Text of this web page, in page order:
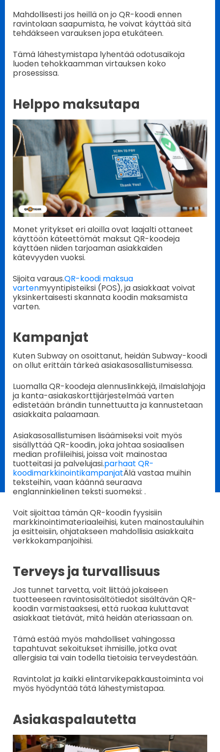
Mahdollisesti jos heillä on jo QR-koodi ennen
ravintolaan saapumista, he voivat käyttää sitä
tehdäkseen varauksen jopa etukäteen.
Tämä lähestymistapa lyhentää odotusaikoja
luoden tehokkaamman virtauksen koko
prosessissa.
Helppo maksutapa
Monet yritykset eri aloilla ovat laajalti ottaneet
käyttöön käteettömät maksut QR-koodeja
käyttäen niiden tarjoaman asiakkaiden
kätevyyden vuoksi.
Sijoita varaus.QR-koodi maksua
vartenmyyntipisteiksi (POS), ja asiakkaat voivat
yksinkertaisesti skannata koodin maksamista
varten.
Kampanjat
Kuten Subway on osoittanut, heidän Subway-koodi
on ollut erittäin tärkeä asiakasosallistumisessa.
Luomalla QR-koodeja alennuslinkkejä, ilmaislahjoja
ja kanta-asiakaskorttijärjestelmää varten
edistetään brändin tunnettuutta ja kannustetaan
asiakkaita palaamaan.
Asiakasosallistumisen lisäämiseksi voit myös
sisällyttää QR-koodin, joka johtaa sosiaalisen
median profiileihisi, joissa voit mainostaa
tuotteitasi ja palvelujasi.parhaat QR-
koodimarkkinointikampanjatÄlä vastaa muihin
teksteihin, vaan käännä seuraava
englanninkielinen teksti suomeksi: .
Voit sijoittaa tämän QR-koodin fyysisiin
markkinointimateriaaleihisi, kuten mainostauluihin
ja esitteisiin, ohjatakseen mahdollisia asiakkaita
verkkokampanjoihisi.
Terveys ja turvallisuus
Jos tunnet tarvetta, voit liittää jokaiseen
tuotteeseen ravintosisältötiedot sisältävän QR-
koodin varmistaaksesi, että ruokaa kuluttavat
asiakkaat tietävät, mitä heidän ateriassaan on.
Tämä estää myös mahdolliset vahingossa
tapahtuvat sekoitukset ihmisille, jotka ovat
allergisia tai vain todella tietoisia terveydestään.
Ravintolat ja kaikki elintarvikepakkaustoiminta voi
myös hyödyntää tätä lähestymistapaa.
Asiakaspalautetta